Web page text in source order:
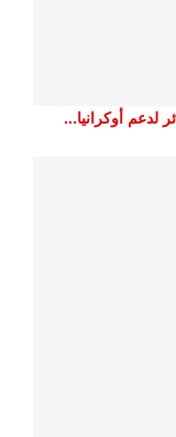
لدعم أوكرانيا...